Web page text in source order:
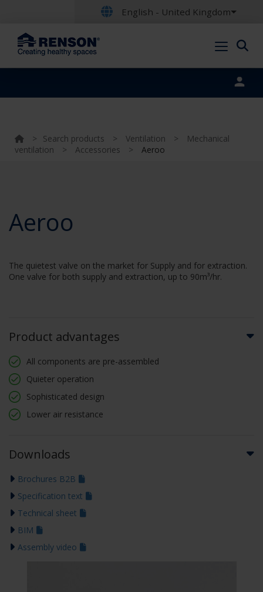
English - United Kingdom
> Search products > Ventilation >
Mechanical
ventilation
> Accessories > Aeroo
Aeroo
The quietest valve on the market for Supply and for extraction.
One valve for both supply and extraction, up to 90m³/hr.
Product advantages
All components are pre-assembled
Quieter operation
Sophisticated design
Lower air resistance
Downloads
Brochures B2B
Specification text
Technical sheet
BIM
Assembly video